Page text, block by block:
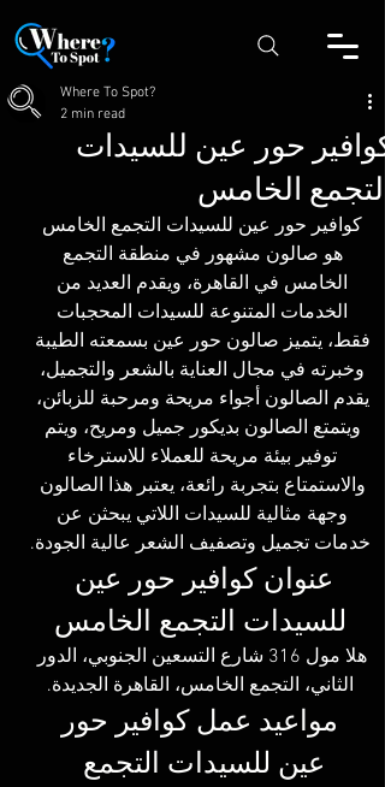
كوافير حور عين للسيدات
التجمع الخامس
Where To Spot?
2 min read
كوافير حور عين للسيدات التجمع الخامس
هو صالون مشهور في منطقة التجمع
الخامس في القاهرة، ويقدم العديد من
الخدمات المتنوعة للسيدات المحجبات
فقط، يتميز صالون حور عين بسمعته الطيبة
وخبرته في مجال العناية بالشعر والتجميل،
يقدم الصالون أجواء مريحة ومرحبة للزبائن،
ويتمتع الصالون بديكور جميل ومريح، ويتم
توفير بيئة مريحة للعملاء للاسترخاء
والاستمتاع بتجربة رائعة، يعتبر هذا الصالون
وجهة مثالية للسيدات اللاتي يبحثن عن
خدمات تجميل وتصفيف الشعر عالية الجودة.
عنوان كوافير حور عين
للسيدات التجمع الخامس
هلا مول 316 شارع التسعين الجنوبي، الدور
الثاني، التجمع الخامس، القاهرة الجديدة.
مواعيد عمل كوافير حور
عين للسيدات التجمع